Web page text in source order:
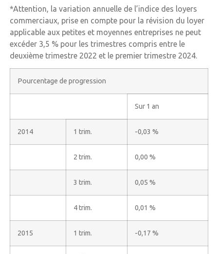
*Attention, la variation annuelle de l’indice des loyers
commerciaux, prise en compte pour la révision du loyer
applicable aux petites et moyennes entreprises ne peut
excéder 3,5 % pour les trimestres compris entre le
deuxième trimestre 2022 et le premier trimestre 2024.
Pourcentage de progression
Sur 1 an
2014 1 trim. -0,03 %
2 trim. 0,00 %
3 trim. 0,05 %
4 trim. 0,01 %
2015 1 trim. -0,17 %